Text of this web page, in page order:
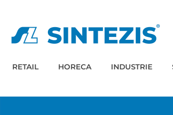
RETAIL HORECA INDUSTRIE